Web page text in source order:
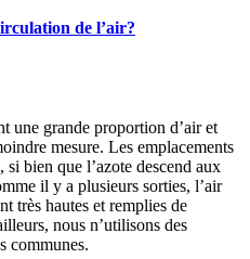
de l’air?
une grande proportion d’air et
mesure. Les emplacements
bien que l’azote descend aux
il y a plusieurs sorties, l’air
très hautes et remplies de
nous n’utilisons des
communes.